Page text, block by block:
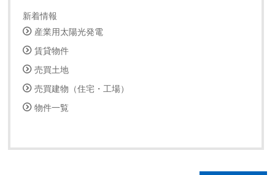
新着情報
産業用太陽光発電
賃貸物件
売買土地
売買建物（住宅・工場）
物件一覧